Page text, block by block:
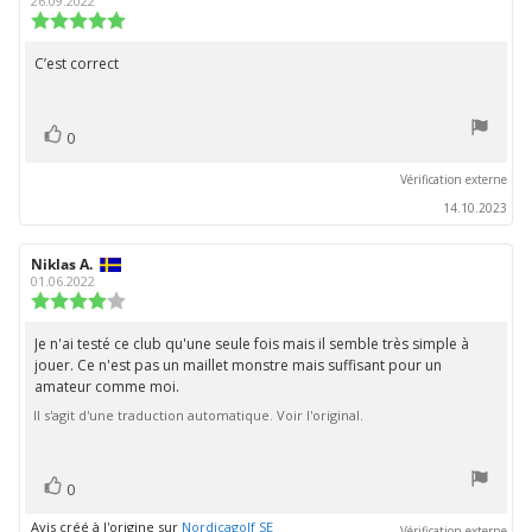
l'évaluation: l'évaluation:
Texte
l'évaluation:
C’est correct
Vote
0
Vérification externe
14.10.2023
Auteur
de
l'évaluation:
Niklas A.
01.06.2022
l'évaluation
:
4.0
étoiles
sur
Texte
de
l'évaluation:
Je n'ai testé ce club qu'une seule fois mais il semble très simple à
jouer. Ce n'est pas un maillet monstre mais suffisant pour un
amateur comme moi.
Il s'agit d'une traduction automatique. Voir l'original.
Vote
positif
0
Avis créé à l'origine sur Nordicagolf SE